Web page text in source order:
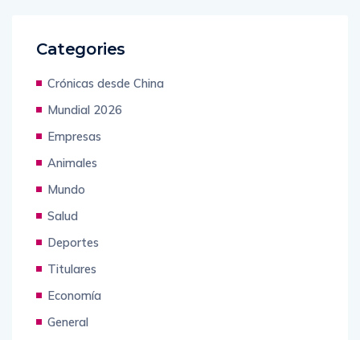
Categories
Crónicas desde China
Mundial 2026
Empresas
Animales
Mundo
Salud
Deportes
Titulares
Economía
General